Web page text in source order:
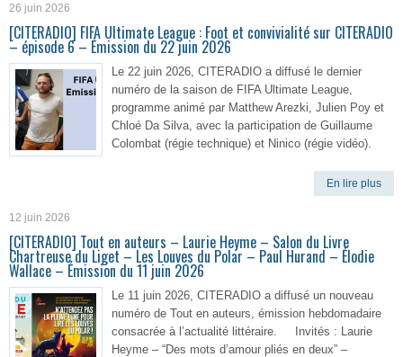
26 juin 2026
[CITERADIO] FIFA Ultimate League : Foot et convivialité sur CITERADIO
– épisode 6 – Émission du 22 juin 2026
Le 22 juin 2026, CITERADIO a diffusé le dernier
numéro de la saison de FIFA Ultimate League,
programme animé par Matthew Arezki, Julien Poy et
Chloé Da Silva, avec la participation de Guillaume
Colombat (régie technique) et Ninico (régie vidéo).
En lire plus
12 juin 2026
[CITERADIO] Tout en auteurs – Laurie Heyme – Salon du Livre
Chartreuse du Liget – Les Louves du Polar – Paul Hurand – Élodie
Wallace – Émission du 11 juin 2026
Le 11 juin 2026, CITERADIO a diffusé un nouveau
numéro de Tout en auteurs, émission hebdomadaire
consacrée à l’actualité littéraire. Invités : Laurie
Heyme – “Des mots d’amour pliés en deux” –